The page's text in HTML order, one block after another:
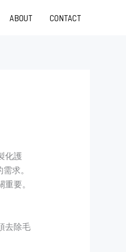
ABOUT CONTACT
化護
求。
要。
去除毛